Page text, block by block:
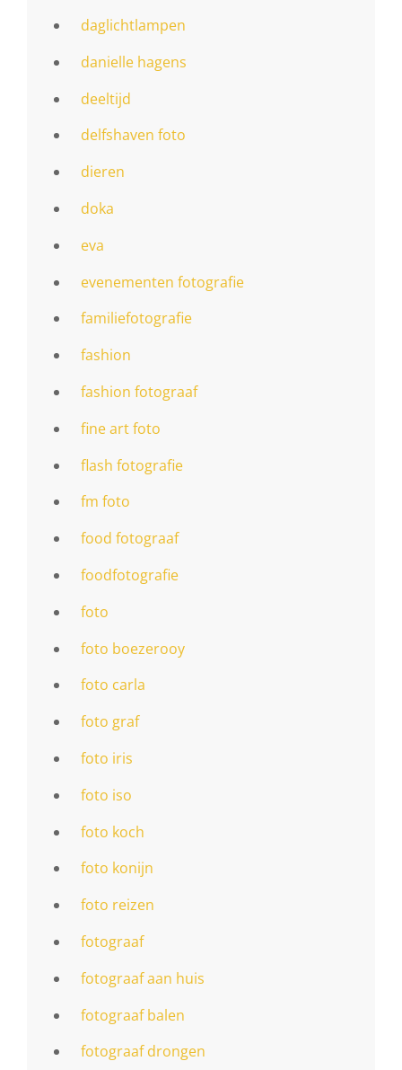
daglichtlampen
danielle hagens
deeltijd
delfshaven foto
dieren
doka
eva
evenementen fotografie
familiefotografie
fashion
fashion fotograaf
fine art foto
flash fotografie
fm foto
food fotograaf
foodfotografie
foto
foto boezerooy
foto carla
foto graf
foto iris
foto iso
foto koch
foto konijn
foto reizen
fotograaf
fotograaf aan huis
fotograaf balen
fotograaf drongen